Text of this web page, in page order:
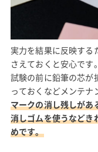
実力を結果に反映する
さえておくと安心です。
試験の前に鉛筆の芯が
っておくなどメンテナ
マークの消し残しがあ
消しゴムを使うなどき
めです。